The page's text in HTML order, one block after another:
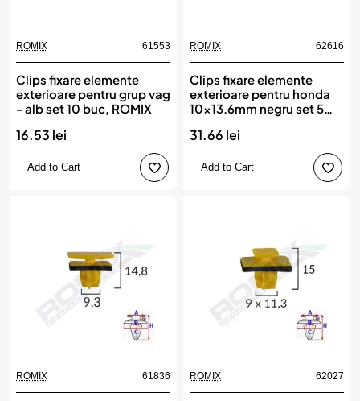
ROMIX 61553
Clips fixare elemente
exterioare pentru grup vag
- alb set 10 buc, ROMIX
16.53 lei
Add to Cart
ROMIX 62616
Clips fixare elemente
exterioare pentru honda
10x13.6mm negru set 5
31.66 lei
Add to Cart
ROMIX 61836 ROMIX 62027